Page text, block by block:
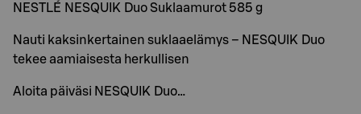
NESTLÉ NESQUIK Duo Suklaamurot 585 g
Nauti kaksinkertainen suklaaelämys – NESQUIK Duo
tekee aamiaisesta herkullisen
Aloita päiväsi NESQUIK Duo…